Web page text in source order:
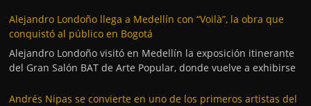
Alejandro Londoño llega a Medellín con “Voilà”, la obra que
conquistó al público en Bogotá
Alejandro Londoño visitó en Medellín la exposición itinerante
del Gran Salón BAT de Arte Popular, donde vuelve a exhibirse
Andrés Nipas se convierte en uno de los primeros artistas del